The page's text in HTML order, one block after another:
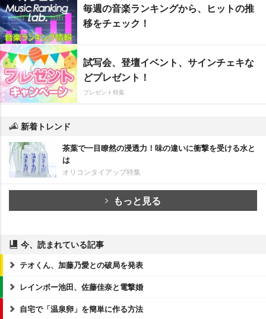
毎週の音楽ランキングから、ヒットの推
移をチェック！
試写会、登壇イベント、サインチェキな
どプレゼント！
プレゼント特集
新着トレンド
茶葉で一目瞭然の浸透力！味の違いに衝撃を受ける水と
は
オリコンタイアップ特集
もっと見る
今、読まれている記事
テオくん、加藤乃愛との破局を発表
レインボー池田、佐藤佳奈と電撃婚
自宅で「温泉卵」を簡単に作る方法